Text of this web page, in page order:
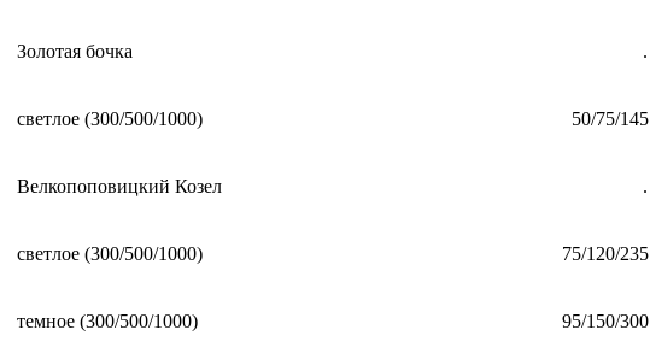
Золотая бочка .
светлое (300/500/1000) 50/75/145
Велкопоповицкий Козел .
светлое (300/500/1000) 75/120/235
темное (300/500/1000) 95/150/300